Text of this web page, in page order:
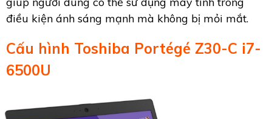
điều kiện ánh sáng mạnh mà không bị mỏi mắt.
Cấu hình Toshiba Portégé Z30-C i7-
6500U